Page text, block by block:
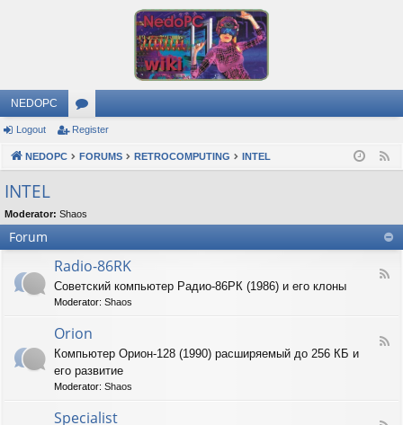
NEDOPC
or
u
s
Logout Register
NEDOPC FORUMS RETROCOMPUTING INTEL
INTEL
Moderator: Shaos
Forum
F
d
R
o
Radio-86RK
Советский компьютер Радио-86РК (1986) и его клоны
Moderator: Shaos
F
Orion
Компьютер Орион-128 (1990) расширяемый до 256 КБ и
его развитие
Moderator: Shaos
Specialist